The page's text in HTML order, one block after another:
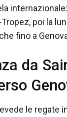
poi la
fino a
da
le regate